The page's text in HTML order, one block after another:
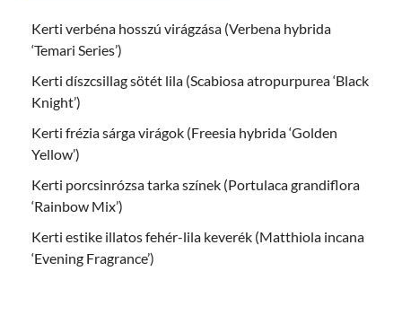
Kerti verbéna hosszú virágzása (Verbena hybrida
‘Temari Series’)
Kerti díszcsillag sötét lila (Scabiosa atropurpurea ‘Black
Knight’)
Kerti frézia sárga virágok (Freesia hybrida ‘Golden
Yellow’)
Kerti porcsinrózsa tarka színek (Portulaca grandiflora
‘Rainbow Mix’)
Kerti estike illatos fehér-lila keverék (Matthiola incana
‘Evening Fragrance’)